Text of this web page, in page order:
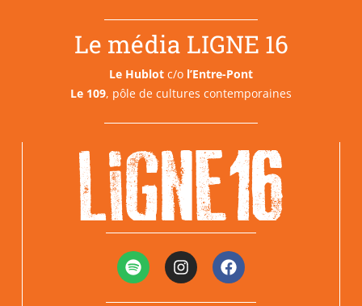
Le média LIGNE 16
Le Hublot c/o l’Entre-Pont
Le 109, pôle de cultures contemporaines